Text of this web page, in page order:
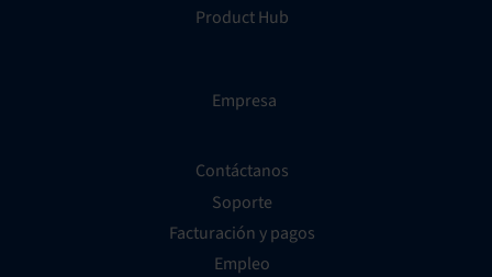
Product Hub
Empresa
Contáctanos
Soporte
Facturación y pagos
Empleo